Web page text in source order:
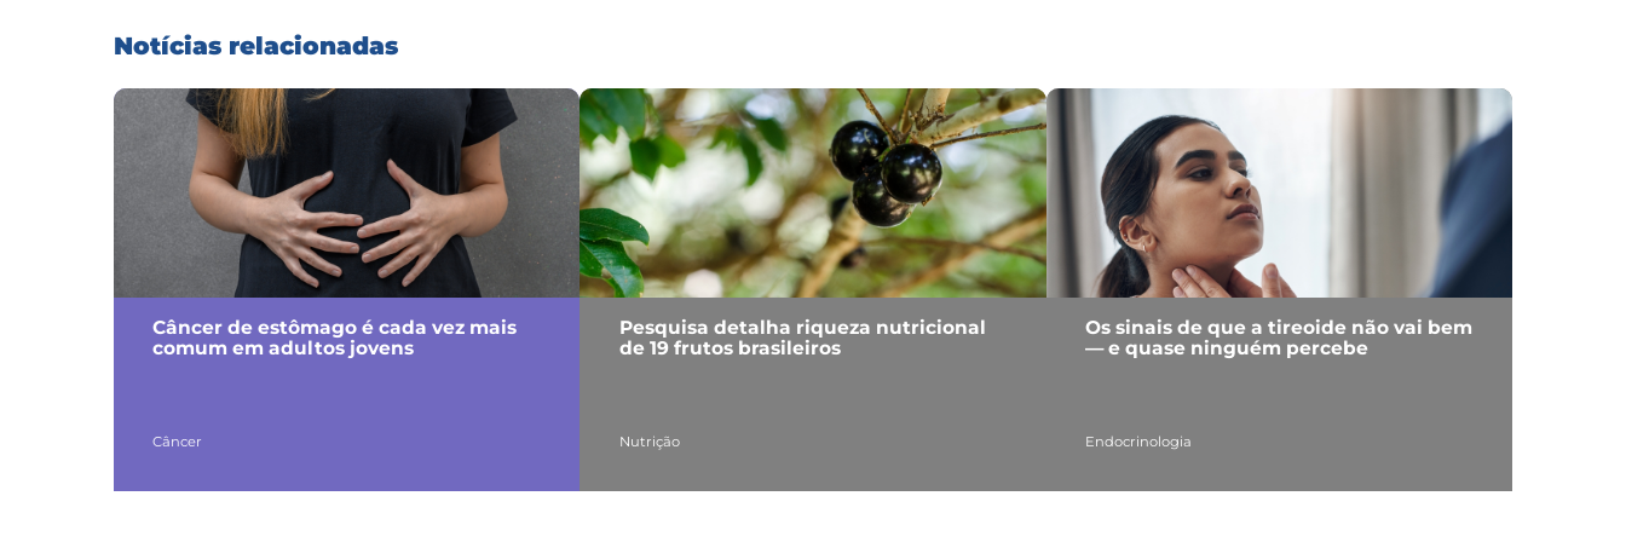
Notícias relacionadas
Câncer de estômago é cada vez mais
comum em adultos jovens
Câncer
Pesquisa detalha riqueza nutricional
de 19 frutos brasileiros
Nutrição
Os sinais de que a tireoide não vai bem
— e quase ninguém percebe
Endocrinologia